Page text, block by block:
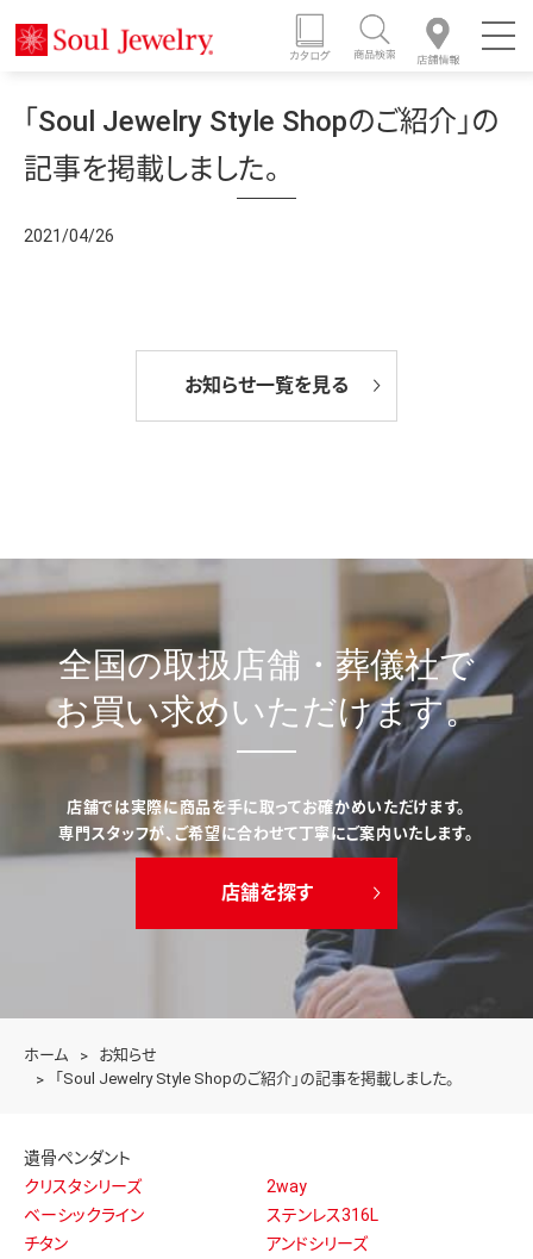
ホーム
お知らせ
「Soul Jewelry Style Shopのご紹介」の記事を掲載しました。
「Soul Jewelry Style Shopのご紹介」の
記事を掲載しました。
2021/04/26
お知らせ一覧を見る
全国の取扱店舗・葬儀社で
お買い求めいただけます。
店舗では実際に商品を手に取ってお確かめいただけます。
専門スタッフが、ご希望に合わせて丁寧にご案内いたします。
店舗を探す
遺骨ペンダント
クリスタシリーズ
2way
ベーシックライン
ステンレス316L
チタン
アンドシリーズ